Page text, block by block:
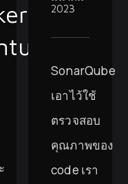
2023
SonarQube
เอาไว้ใช้
ตรวจสอบ
คุณภาพของ
code เรา